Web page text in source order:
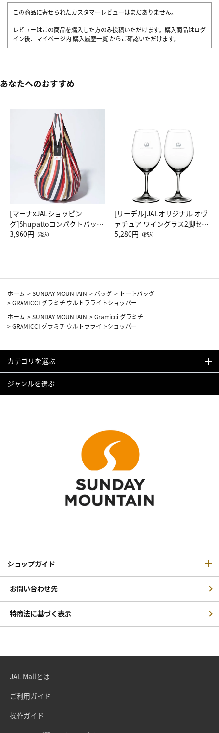
この商品に寄せられたカスタマーレビューはまだありません。
レビューはこの商品を購入した方のみ投稿いただけます。購入商品はログ
イン後、マイページ内 購入履歴一覧 からご確認いただけます。
あなたへのおすすめ
[マーナxJALショッピン
グ]Shupattoコンパクトバッグ
Drop JAL客室乗務員（LC）ス
3,960円 （税込）
[リーデル]JALオリジナル オヴ
ァチュア ワイングラス2脚セッ
ト（レッドワイン）
5,280円 （税込）
ホーム >SUNDAY MOUNTAIN > バッグ > トートバッグ
>GRAMICCI グラミチ ウルトラライトショッパー
ホーム >SUNDAY MOUNTAIN >Gramicci グラミチ
>GRAMICCI グラミチ ウルトラライトショッパー
カテゴリを選ぶ
ジャンルを選ぶ
ショップガイド
お問い合わせ先
特商法に基づく表示
JAL Mallとは
ご利用ガイド
操作ガイド